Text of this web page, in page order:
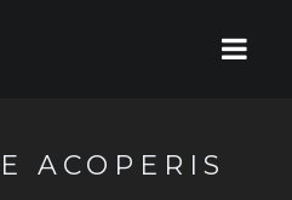
ACOPERIS